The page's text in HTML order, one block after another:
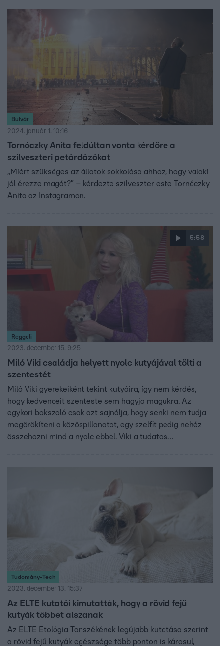
videóból.
Bulvár
2024. január 1. 10:16
Tornóczky Anita feldúltan vonta kérdőre a
szilveszteri petárdázókat
„Miért szükséges az állatok sokkolása ahhoz, hogy valaki
jól érezze magát?” – kérdezte szilveszter este Tornóczky
Anita az Instagramon.
5:58
Reggeli
2023. december 15. 9:25
Miló Viki családja helyett nyolc kutyájával tölti a
szentestét
Miló Viki gyerekeiként tekint kutyáira, így nem kérdés,
hogy kedvenceit szenteste sem hagyja magukra. Az
egykori bokszoló csak azt sajnálja, hogy senki nem tudja
megörökíteni a közöspillanatot, egy szelfit pedig nehéz
összehozni mind a nyolc ebbel. Viki a tudatos
Tudomány-Tech
2023. december 13. 15:37
Az ELTE kutatói kimutatták, hogy a rövid fejű
kutyák többet alszanak
Az ELTE Etológia Tanszékének legújabb kutatása szerint
a rövid fejű kutyák egészsége több ponton is károsul,